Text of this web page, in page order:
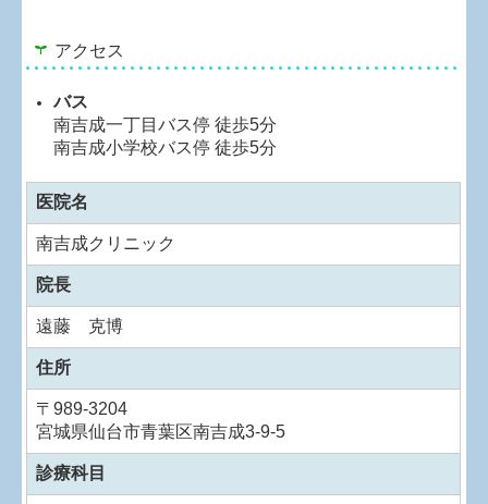
アクセス
バス
南吉成一丁目バス停 徒歩5分
南吉成小学校バス停 徒歩5分
医院名
南吉成クリニック
院長
遠藤 克博
住所
〒989-3204
宮城県仙台市青葉区南吉成3-9-5
診療科目